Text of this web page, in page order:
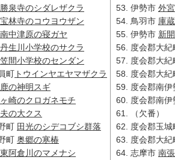
勝泉寺のシダレザクラ
宝林寺のコウヨウザン
南中津原の寝ガヤ
丹生川小学校のサクラ
笠間小学校のセンダン
町 トウインヤエヤマザクラ
の神明スギ
崎のクロガネモチ
の大クス
町 田光のシデコブシ群落
町 奥郷の寒椿
東阿倉川のマメナシ
伊勢市 外
鳥羽市 庫
伊勢市 新
度会郡大紀
度会郡大紀
度会郡大紀
度会郡南伊
度会郡南伊
（欠番）
度会郡玉城
度会郡大紀
志摩市 南